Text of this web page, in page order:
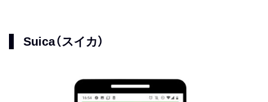
Suica（スイカ）